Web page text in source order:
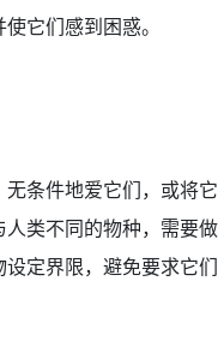
它们感到困惑。
条件地爱它们，或将
类不同的物种，需要
定界限，避免要求它